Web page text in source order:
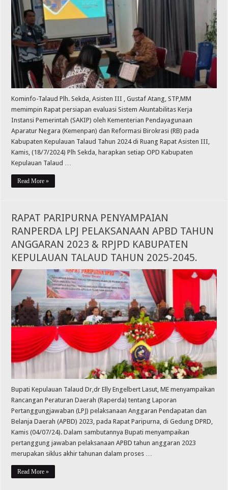
Kominfo-Talaud Plh. Sekda, Asisten III , Gustaf Atang, STP,MM
memimpin Rapat persiapan evaluasi Sistem Akuntabilitas Kerja
Instansi Pemerintah (SAKIP) oleh Kementerian Pendayagunaan
Aparatur Negara (Kemenpan) dan Reformasi Birokrasi (RB) pada
Kabupaten Kepulauan Talaud Tahun 2024 di Ruang Rapat Asisten III,
Kamis, (18/7/2024) Plh Sekda, harapkan setiap OPD Kabupaten
Kepulauan Talaud …
Read More »
RAPAT PARIPURNA PENYAMPAIAN
RANPERDA LPJ PELAKSANAAN APBD TAHUN
ANGGARAN 2023 & RPJPD KABUPATEN
KEPULAUAN TALAUD TAHUN 2025-2045.
Bupati Kepulauan Talaud Dr,dr Elly Engelbert Lasut, ME menyampaikan
Rancangan Peraturan Daerah (Raperda) tentang Laporan
Pertanggungjawaban (LPJ) pelaksanaan Anggaran Pendapatan dan
Belanja Daerah (APBD) 2023, pada Rapat Paripurna, di Gedung DPRD,
Kamis (04/07/24). Dalam sambutannya Bupati menyampaikan
pertanggung jawaban pelaksanaan APBD tahun anggaran 2023
merupakan siklus akhir tahunan dalam proses …
Read More »